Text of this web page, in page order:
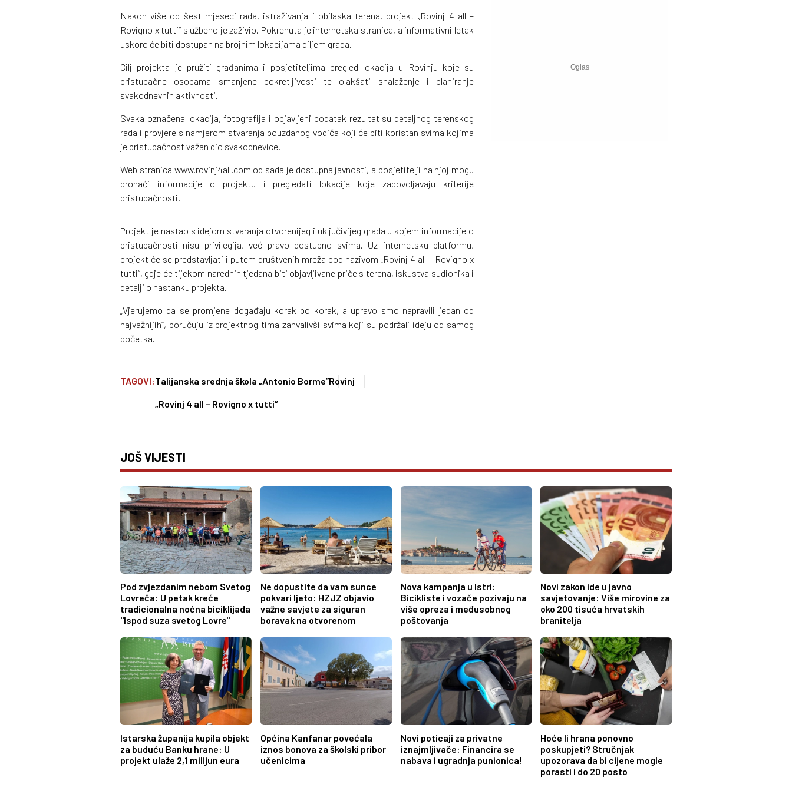
Nakon više od šest mjeseci rada, istraživanja i obilaska terena, projekt „Rovinj 4 all –
Rovigno x tutti“ službeno je zaživio. Pokrenuta je internetska stranica, a informativni letak
uskoro će biti dostupan na brojnim lokacijama diljem grada.
Cilj projekta je pružiti građanima i posjetiteljima pregled lokacija u Rovinju koje su
pristupačne osobama smanjene pokretljivosti te olakšati snalaženje i planiranje
svakodnevnih aktivnosti.
Svaka označena lokacija, fotografija i objavljeni podatak rezultat su detaljnog terenskog
rada i provjere s namjerom stvaranja pouzdanog vodiča koji će biti koristan svima kojima
je pristupačnost važan dio svakodnevice.
Web stranica www.rovinj4all.com od sada je dostupna javnosti, a posjetitelji na njoj mogu
pronaći informacije o projektu i pregledati lokacije koje zadovoljavaju kriterije
pristupačnosti.
Projekt je nastao s idejom stvaranja otvorenijeg i uključivijeg grada u kojem informacije o
pristupačnosti nisu privilegija, već pravo dostupno svima. Uz internetsku platformu,
projekt će se predstavljati i putem društvenih mreža pod nazivom „Rovinj 4 all – Rovigno x
tutti“, gdje će tijekom narednih tjedana biti objavljivane priče s terena, iskustva sudionika i
detalji o nastanku projekta.
„Vjerujemo da se promjene događaju korak po korak, a upravo smo napravili jedan od
najvažnijih“, poručuju iz projektnog tima zahvalivši svima koji su podržali ideju od samog
početka.
TAGOVI:Talijanska srednja škola „Antonio Borme”Rovinj
„Rovinj 4 all – Rovigno x tutti“
JOŠ VIJESTI
Pod zvjezdanim nebom Svetog
Lovreča: U petak kreće
tradicionalna noćna biciklijada
"Ispod suza svetog Lovre"
Ne dopustite da vam sunce
pokvari ljeto: HZJZ objavio
važne savjete za siguran
boravak na otvorenom
Nova kampanja u Istri:
Bicikliste i vozače pozivaju na
više opreza i međusobnog
poštovanja
Novi zakon ide u javno
savjetovanje: Više mirovine za
oko 200 tisuća hrvatskih
branitelja
Istarska županija kupila objekt
za buduću Banku hrane: U
projekt ulaže 2,1 milijun eura
Općina Kanfanar povećala
iznos bonova za školski pribor
učenicima
Novi poticaji za privatne
iznajmljivače: Financira se
nabava i ugradnja punionica!
Hoće li hrana ponovno
poskupjeti? Stručnjak
upozorava da bi cijene mogle
porasti i do 20 posto